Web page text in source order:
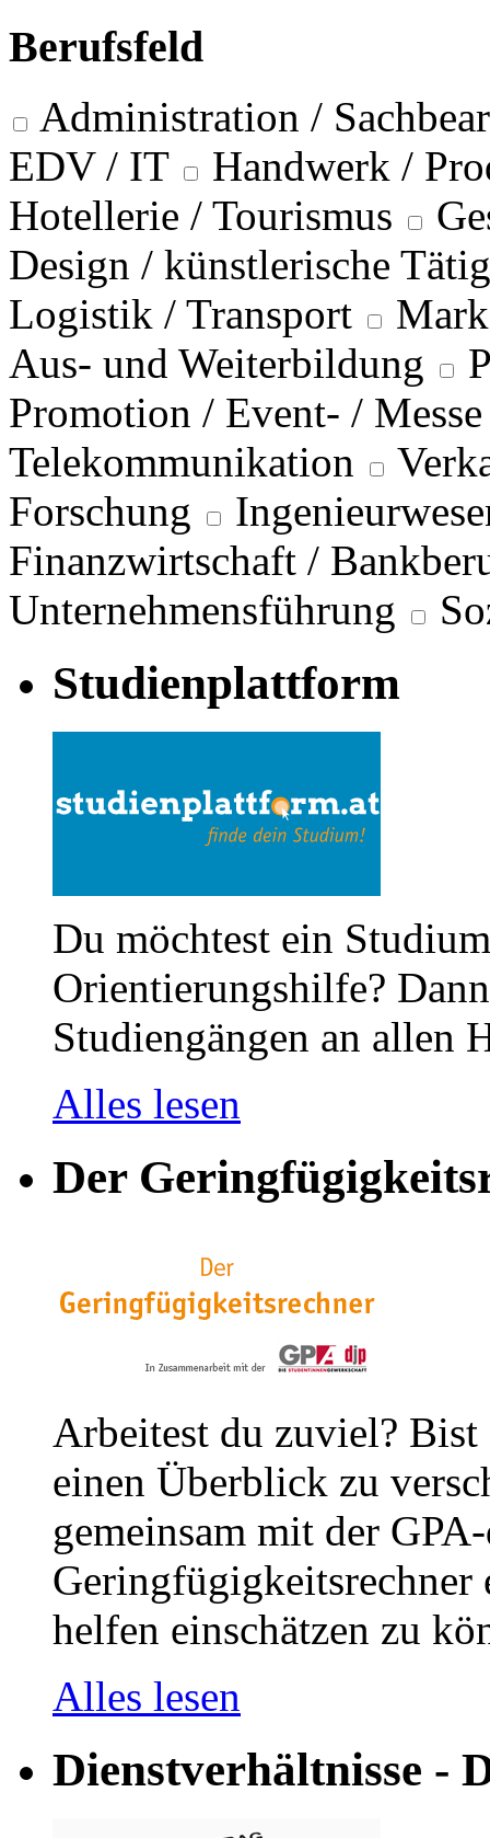
Berufsfeld
Administration /
EDV / IT
Handwerk /
Hotellerie / Tourismus
Design / künstlerische
Logistik / Transport
Aus- und Weiterbildung
Promotion / Event- / Messe
Telekommunikation
Forschung
Finanzwirtschaft /
Unternehmensführung
Studienplattform
Du möchtest ein
Orientierungshilfe?
Studiengängen an allen
Alles lesen
Der
Arbeitest du zuviel?
einen Überblick zu
gemeinsam mit der
helfen einschätzen zu
Alles lesen
Dienstverhältnisse -